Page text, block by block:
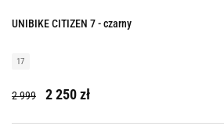
UNIBIKE CITIZEN 7 - czarny
17
2 999 2 250 zł